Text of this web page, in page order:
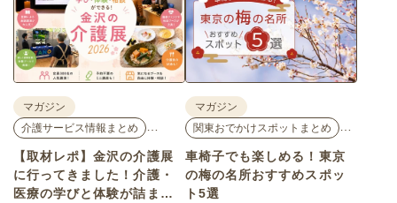
マガジン
介護サービス情報まとめ
【取材レポ】金沢の介護展
に行ってきました！介護・
医療の学びと体験が詰まっ
マガジン
関東おでかけスポットまとめ
車椅子でも楽しめる！東京
の梅の名所おすすめスポッ
ト5選